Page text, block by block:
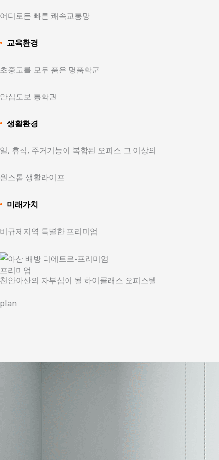
어디로든 빠른 쾌속교통망
• 교육환경
초중고를 모두 품은 명품학군
안심도보 통학권
• 생활환경
일, 휴식, 주거기능이 복합된 오피스 그 이상의
원스톱 생활라이프
• 미래가치
비규제지역 특별한 프리미엄
프리미엄
천안아산의 자부심이 될 하이클래스 오피스텔
plan